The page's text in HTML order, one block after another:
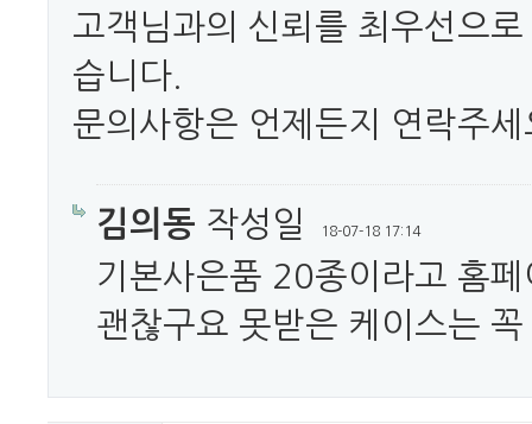
고객님과의 신뢰를 최우선으
습니다.
문의사항은 언제든지 연락주
김의동 작성일 18-07-18 17:14
기본사은품 20종이라고 홈
괜찮구요 못받은 케이스는